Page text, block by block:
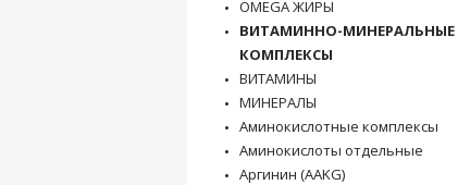
OMEGA ЖИРЫ
ВИТАМИННО-МИНЕРАЛЬНЫЕ
КОМПЛЕКСЫ
ВИТАМИНЫ
МИНЕРАЛЫ
Аминокислотные комплексы
Аминокислоты отдельные
Аргинин (AAKG)